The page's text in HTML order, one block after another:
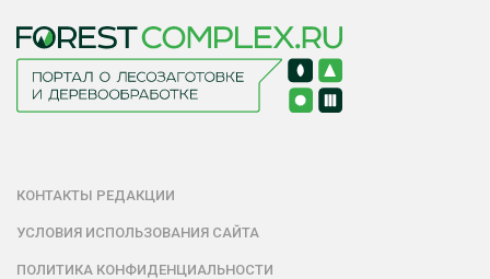
КОНТАКТЫ РЕДАКЦИИ
УСЛОВИЯ ИСПОЛЬЗОВАНИЯ САЙТА
ПОЛИТИКА КОНФИДЕНЦИАЛЬНОСТИ